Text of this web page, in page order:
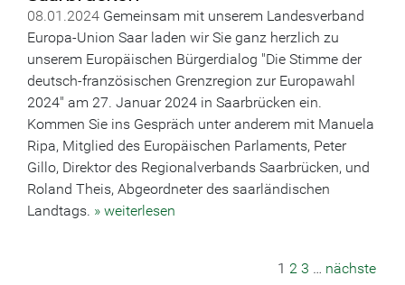
08.01.2024 Gemeinsam mit unserem Landesverband
Europa-Union Saar laden wir Sie ganz herzlich zu
unserem Europäischen Bürgerdialog "Die Stimme der
deutsch-französischen Grenzregion zur Europawahl
2024" am 27. Januar 2024 in Saarbrücken ein.
Kommen Sie ins Gespräch unter anderem mit Manuela
Ripa, Mitglied des Europäischen Parlaments, Peter
Gillo, Direktor des Regionalverbands Saarbrücken, und
Roland Theis, Abgeordneter des saarländischen
Landtags. » weiterlesen
1 2 3 … nächste